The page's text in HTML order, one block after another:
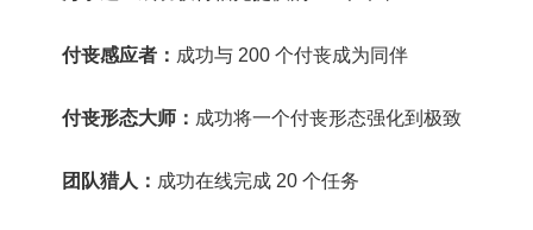
付丧感应者： 成功与 200 个付丧成为同伴
付丧形态大师： 成功将一个付丧形态强化到极致
团队猎人： 成功在线完成 20 个任务